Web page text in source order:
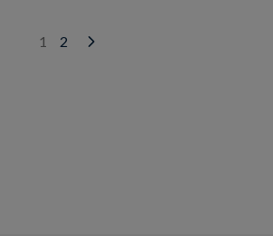
1 2
Next